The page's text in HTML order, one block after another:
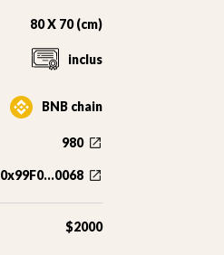
80 X 70 (cm)
inclus
BNB chain
980
0x99F0...0068
$2000